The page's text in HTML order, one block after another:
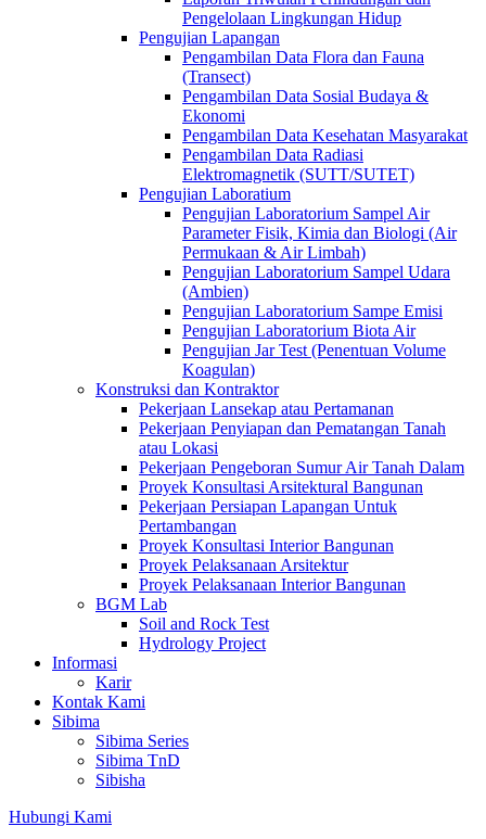
Pengelolaan Lingkungan Hidup
Pengujian Lapangan
Pengambilan Data Flora dan Fauna
(Transect)
Pengambilan Data Sosial Budaya &
Ekonomi
Pengambilan Data Kesehatan Masyarakat
Pengambilan Data Radiasi
Elektromagnetik (SUTT/SUTET)
Pengujian Laboratium
Pengujian Laboratorium Sampel Air
Parameter Fisik, Kimia dan Biologi (Air
Permukaan & Air Limbah)
Pengujian Laboratorium Sampel Udara
(Ambien)
Pengujian Laboratorium Sampe Emisi
Pengujian Laboratorium Biota Air
Pengujian Jar Test (Penentuan Volume
Koagulan)
Konstruksi dan Kontraktor
Pekerjaan Lansekap atau Pertamanan
Pekerjaan Penyiapan dan Pematangan Tanah
atau Lokasi
Pekerjaan Pengeboran Sumur Air Tanah Dalam
Proyek Konsultasi Arsitektural Bangunan
Pekerjaan Persiapan Lapangan Untuk
Pertambangan
Proyek Konsultasi Interior Bangunan
Proyek Pelaksanaan Arsitektur
Proyek Pelaksanaan Interior Bangunan
BGM Lab
Soil and Rock Test
Hydrology Project
Informasi
Karir
Kontak Kami
Sibima
Sibima Series
Sibima TnD
Sibisha
Hubungi Kami